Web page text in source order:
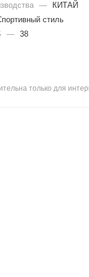
—
КИТАЙ
стиль
— 38
только для